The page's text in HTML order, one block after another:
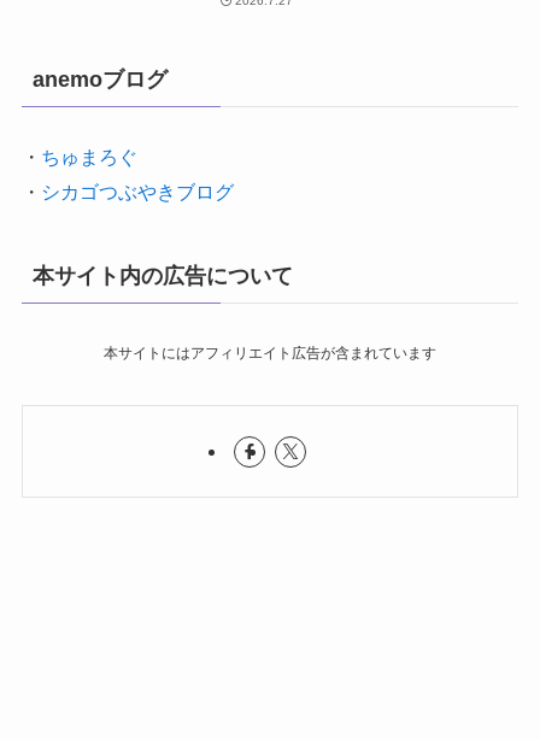
anemoブログ
・ ちゅまろぐ
・ シカゴつぶやきブログ
本サイト内の広告について
本サイトにはアフィリエイト広告が含まれています